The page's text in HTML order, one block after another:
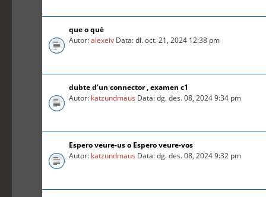
que o què
Autor:alexeiv Data: dl. oct. 21, 2024 12:38 pm
dubte d'un connector , examen c1
Autor: katzundmaus Data: dg. des. 08, 2024 9:34 pm
Espero veure-us o Espero veure-vos
Autor: katzundmaus Data: dg. des. 08, 2024 9:32 pm